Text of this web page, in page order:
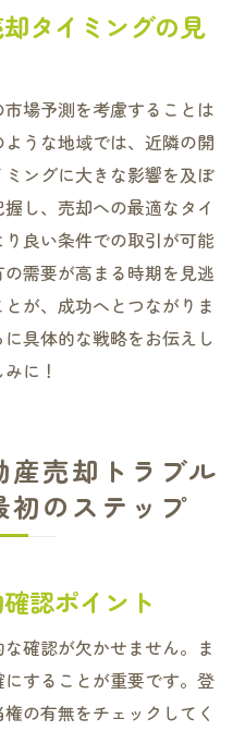
タイミングの見
場予測を考慮することは
うな地域では、近隣の開
ングに大きな影響を及ぼ
し、売却への最適なタイ
良い条件での取引が可能
需要が高まる時期を見逃
が、成功へとつながりま
具体的な戦略をお伝えし
に！
産売却トラブル
初のステップ
認ポイント
確認が欠かせません。ま
することが重要です。登
の有無をチェックしてく